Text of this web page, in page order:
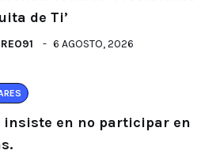
de Ti’
6 AGOSTO, 2026
insiste en no participar en